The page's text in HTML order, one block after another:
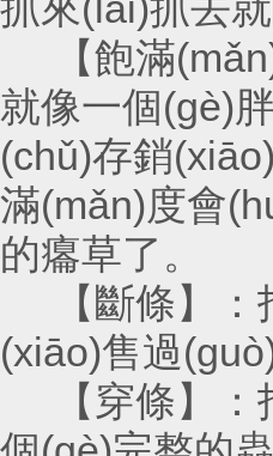
【飽滿(mǎn)
就像一個(gè)胖
(chǔ)存銷
滿(mǎn)度會
的癟草了。
【斷條】：指
(xiāo)售過(guò)
【穿條】：指